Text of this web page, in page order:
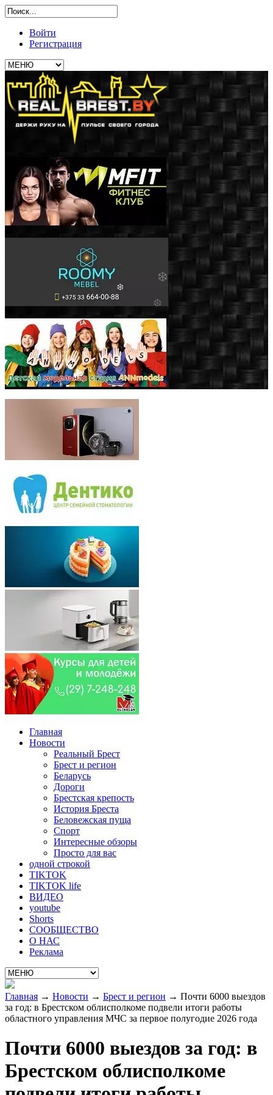
Войти
Регистрация
Главная
Новости
Реальный Брест
Брест и регион
Беларусь
Дороги
Брестская крепость
История Бреста
Беловежская пуща
Спорт
Интересные обзоры
Просто для вас
одной строкой
TIKTOK
TIKTOK life
ВИДЕО
youtube
Shorts
СООБЩЕСТВО
О НАС
Реклама
Главная → Новости → Брест и регион → Почти 6000 выездов
за год: в Брестском облисполкоме подвели итоги работы
областного управления МЧС за первое полугодие 2026 года
Почти 6000 выездов за год: в
Брестском облисполкоме